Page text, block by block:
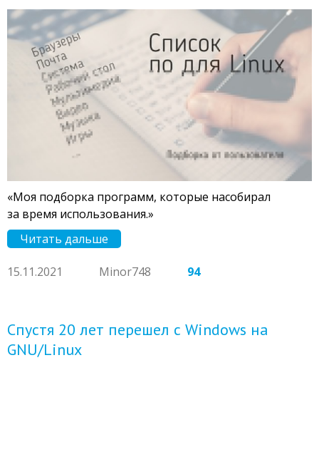
«Моя подборка программ, которые насобирал
за время использования.»
Читать дальше
15.11.2021 Minor748 94
Спустя 20 лет перешел с Windows на
GNU/Linux